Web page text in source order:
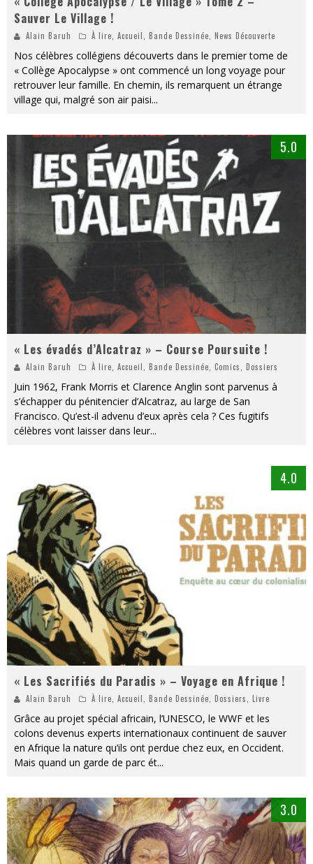
Sauver Le Village !
Alain Baruh À lire Accueil Bande Dessinée News Découverte
Nos célèbres collégiens découverts dans le premier tome de
« Collège Apocalypse » ont commencé un long voyage pour
retrouver leur famille. En chemin, ils remarquent un étrange
village qui, malgré son air paisi...
5.0
« Les évadés d’Alcatraz » – Course Poursuite !
Alain Baruh À lire, Accueil, Bande Dessinée, Comics, Dossiers
Juin 1962, Frank Morris et Clarence Anglin sont parvenus à
s’échapper du pénitencier d’Alcatraz, au large de San
Francisco. Qu’est-il advenu d’eux après cela ? Ces fugitifs
célèbres vont laisser dans leur...
4.0
« Les Sacrifiés du Paradis » – Voyage en Afrique !
Alain Baruh À lire Accueil Bande Dessinée Dossiers Livre
Grâce au projet spécial africain, l’UNESCO, le WWF et les
colons devenus experts internationaux continuent de sauver
en Afrique la nature qu’ils ont perdue chez eux, en Occident.
Mais quand un garde de parc ét...
3.0